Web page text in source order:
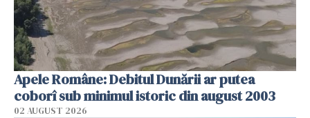
Apele Române: Debitul Dunării ar putea
coborî sub minimul istoric din august 2003
02 AUGUST 2026